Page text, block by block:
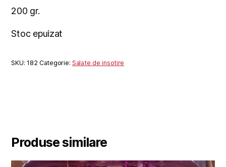
200 gr.
Stoc epuizat
SKU:182 Categorie:Salate de insotire
Produse similare